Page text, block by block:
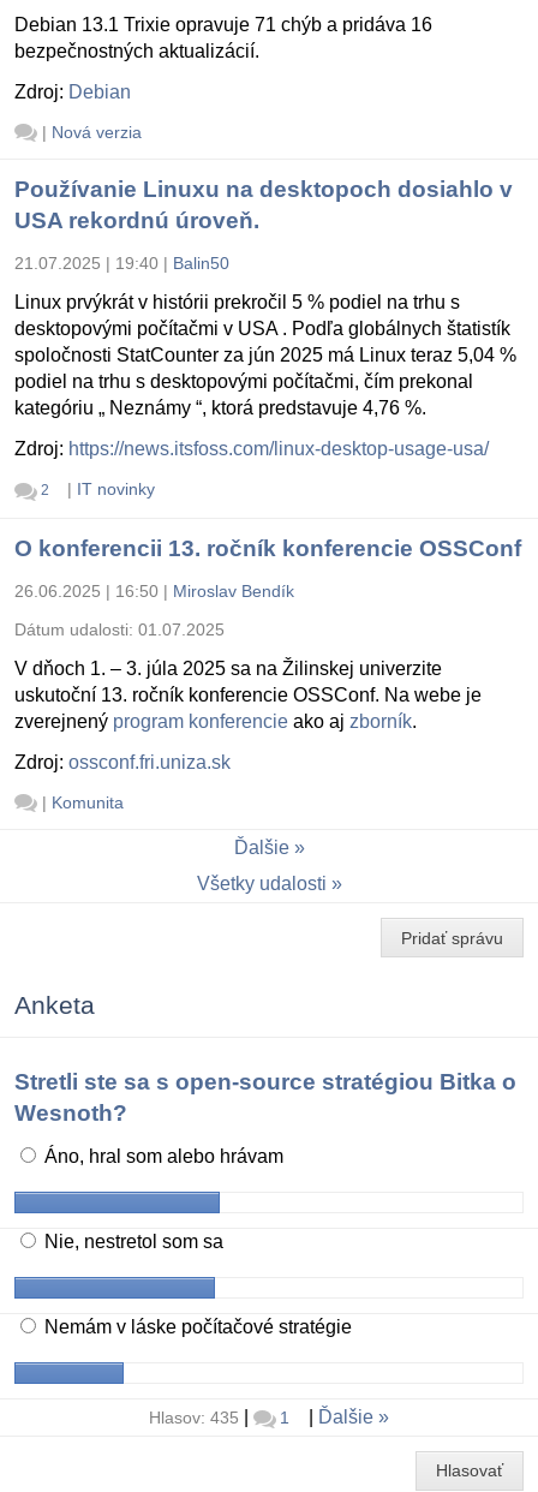
Debian 13.1 Trixie opravuje 71 chýb a pridáva 16
bezpečnostných aktualizácií.
Zdroj: Debian
| Nová verzia
Používanie Linuxu na desktopoch dosiahlo v
USA rekordnú úroveň.
21.07.2025 | 19:40 | Balin50
Linux prvýkrát v histórii prekročil 5 % podiel na trhu s
desktopovými počítačmi v USA . Podľa globálnych štatistík
spoločnosti StatCounter za jún 2025 má Linux teraz 5,04 %
podiel na trhu s desktopovými počítačmi, čím prekonal
kategóriu „ Neznámy “, ktorá predstavuje 4,76 %.
Zdroj: https://news.itsfoss.com/linux-desktop-usage-usa/
2 | IT novinky
O konferencii 13. ročník konferencie OSSConf
26.06.2025 | 16:50 | Miroslav Bendík
Dátum udalosti: 01.07.2025
V dňoch 1. – 3. júla 2025 sa na Žilinskej univerzite
uskutoční 13. ročník konferencie OSSConf. Na webe je
zverejnený program konferencie ako aj zborník.
Zdroj: ossconf.fri.uniza.sk
| Komunita
Ďalšie
Všetky udalosti
Pridať správu
Anketa
Stretli ste sa s open-source stratégiou Bitka o
Wesnoth?
Áno, hral som alebo hrávam
Nie, nestretol som sa
Nemám v láske počítačové stratégie
Hlasov: 435 1 Ďalšie
Hlasovať